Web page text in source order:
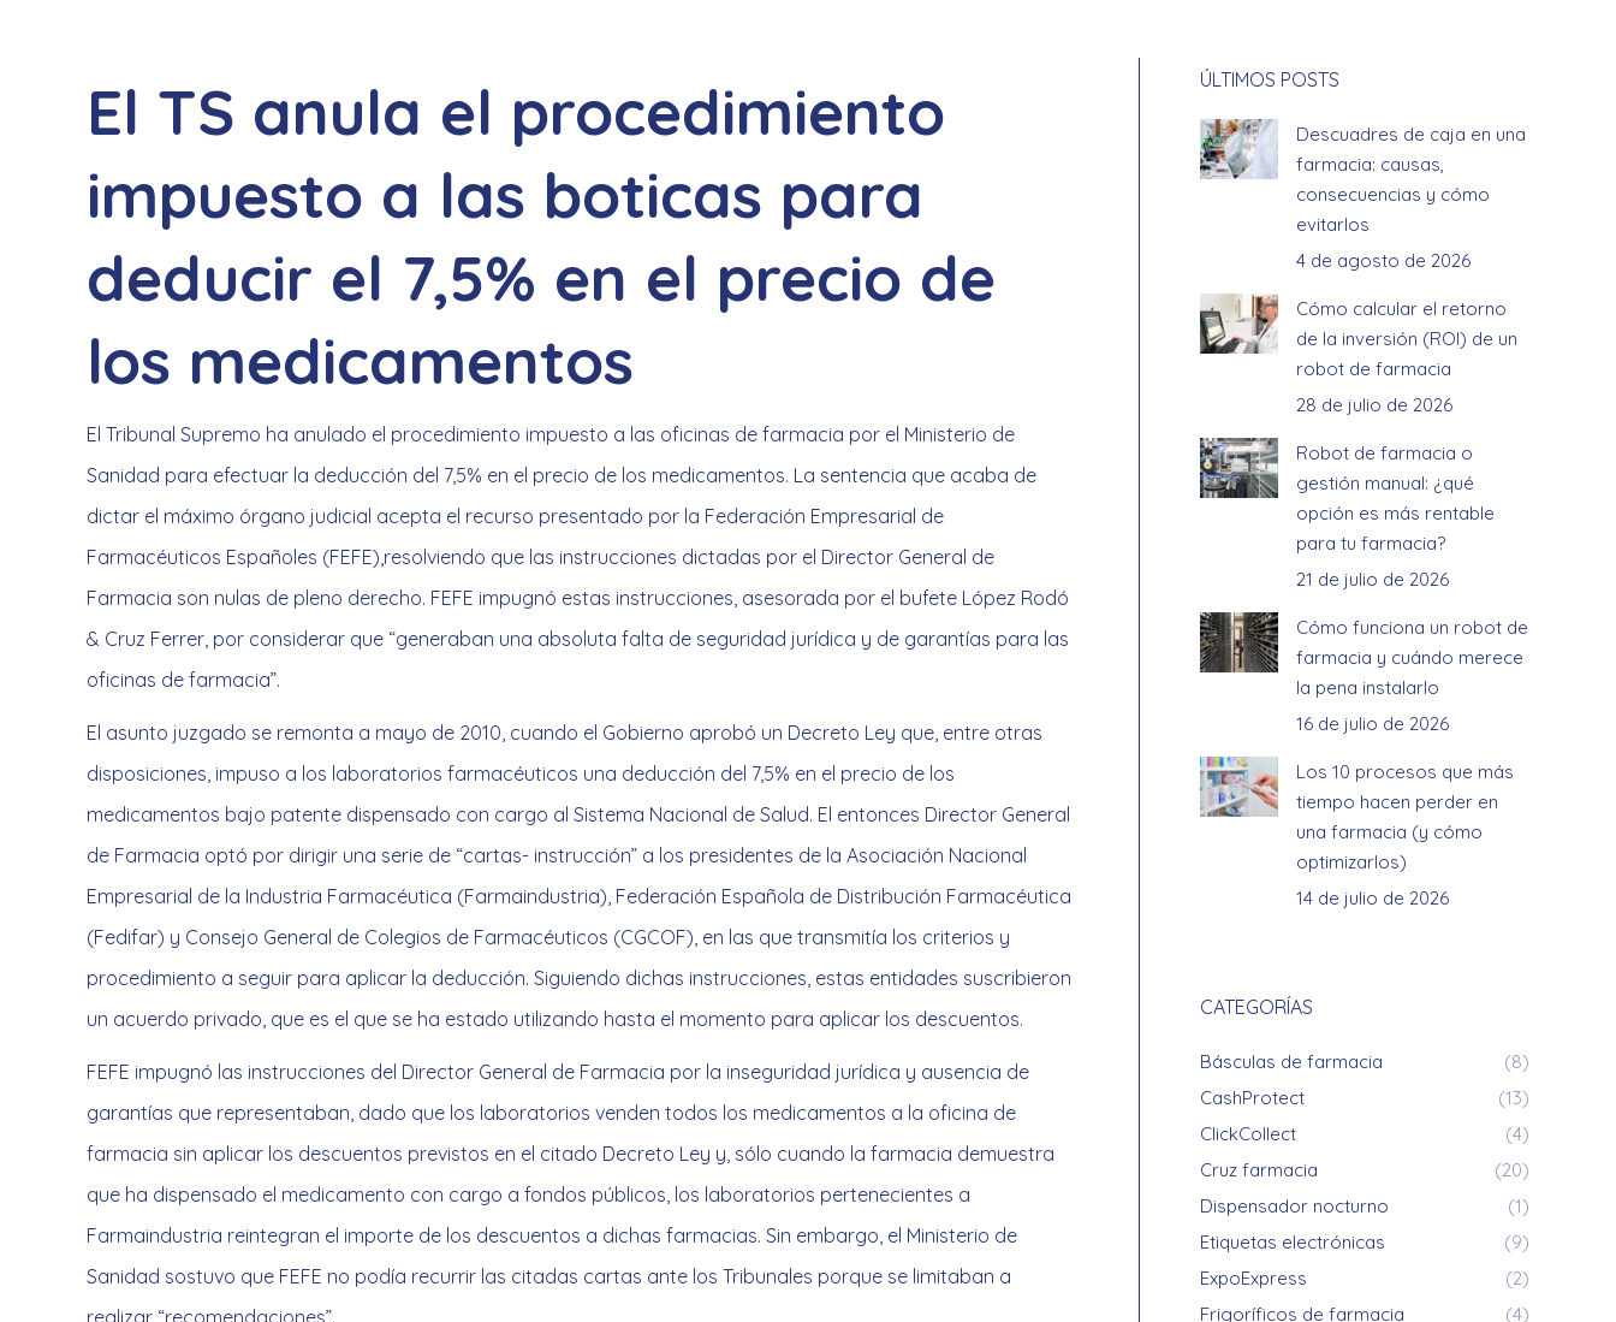
El TS anula el procedimiento
impuesto a las boticas para
deducir el 7,5% en el precio de
los medicamentos
El Tribunal Supremo ha anulado el procedimiento impuesto a las oficinas de farmacia por el Ministerio de
Sanidad para efectuar la deducción del 7,5% en el precio de los medicamentos. La sentencia que acaba de
dictar el máximo órgano judicial acepta el recurso presentado por la Federación Empresarial de
Farmacéuticos Españoles (FEFE),resolviendo que las instrucciones dictadas por el Director General de
Farmacia son nulas de pleno derecho. FEFE impugnó estas instrucciones, asesorada por el bufete López Rodó
& Cruz Ferrer, por considerar que “generaban una absoluta falta de seguridad jurídica y de garantías para las
oficinas de farmacia”.
El asunto juzgado se remonta a mayo de 2010, cuando el Gobierno aprobó un Decreto Ley que, entre otras
disposiciones, impuso a los laboratorios farmacéuticos una deducción del 7,5% en el precio de los
medicamentos bajo patente dispensado con cargo al Sistema Nacional de Salud. El entonces Director General
de Farmacia optó por dirigir una serie de “cartas- instrucción” a los presidentes de la Asociación Nacional
Empresarial de la Industria Farmacéutica (Farmaindustria), Federación Española de Distribución Farmacéutica
(Fedifar) y Consejo General de Colegios de Farmacéuticos (CGCOF), en las que transmitía los criterios y
procedimiento a seguir para aplicar la deducción. Siguiendo dichas instrucciones, estas entidades suscribieron
un acuerdo privado, que es el que se ha estado utilizando hasta el momento para aplicar los descuentos.
FEFE impugnó las instrucciones del Director General de Farmacia por la inseguridad jurídica y ausencia de
garantías que representaban, dado que los laboratorios venden todos los medicamentos a la oficina de
farmacia sin aplicar los descuentos previstos en el citado Decreto Ley y, sólo cuando la farmacia demuestra
que ha dispensado el medicamento con cargo a fondos públicos, los laboratorios pertenecientes a
Farmaindustria reintegran el importe de los descuentos a dichas farmacias. Sin embargo, el Ministerio de
Sanidad sostuvo que FEFE no podía recurrir las citadas cartas ante los Tribunales porque se limitaban a
realizar “recomendaciones”.
ÚLTIMOS POSTS
Descuadres de caja en una
farmacia: causas,
consecuencias y cómo
evitarlos
4 de agosto de 2026
Cómo calcular el retorno
de la inversión (ROI) de un
robot de farmacia
28 de julio de 2026
Robot de farmacia o
gestión manual: ¿qué
opción es más rentable
para tu farmacia?
21 de julio de 2026
Cómo funciona un robot de
farmacia y cuándo merece
la pena instalarlo
16 de julio de 2026
Los 10 procesos que más
tiempo hacen perder en
una farmacia (y cómo
optimizarlos)
14 de julio de 2026
CATEGORÍAS
Básculas de farmacia
(8)
CashProtect
(13)
ClickCollect
(4)
Cruz farmacia
(20)
Dispensador nocturno
(1)
Etiquetas electrónicas
(9)
ExpoExpress
(2)
Frigoríficos de farmacia
(4)